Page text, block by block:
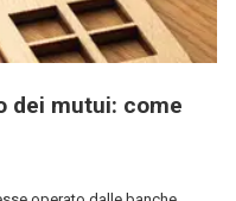
dei mutui: come